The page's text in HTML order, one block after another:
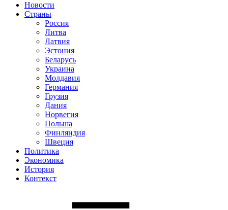
Новости
Страны
Россия
Литва
Латвия
Эстония
Беларусь
Украина
Молдавия
Германия
Грузия
Дания
Норвегия
Польша
Финляндия
Швеция
Политика
Экономика
История
Контекст